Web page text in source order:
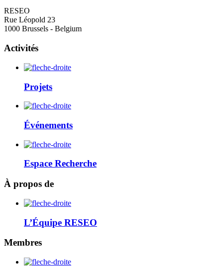
RESEO
Rue Léopold 23
1000 Brussels - Belgium
Activités
Projets
Événements
Espace Recherche
À propos de
L’Équipe RESEO
Membres